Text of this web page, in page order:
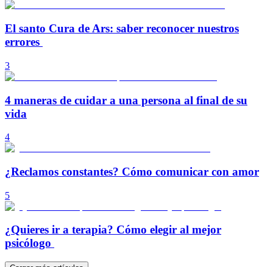
El santo Cura de Ars: saber reconocer nuestros
errores
3
4 maneras de cuidar a una persona al final de su
vida
4
¿Reclamos constantes? Cómo comunicar con amor
5
¿Quieres ir a terapia? Cómo elegir al mejor
psicólogo